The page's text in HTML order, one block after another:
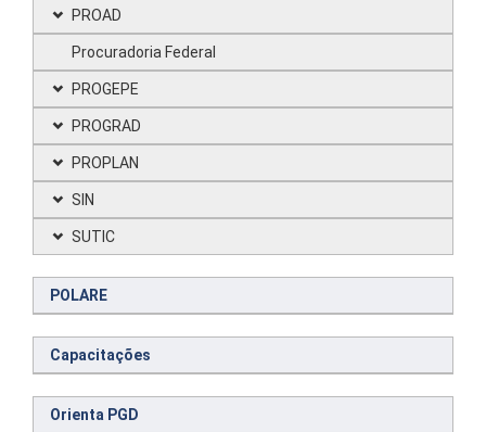
PROAD
Procuradoria Federal
PROGEPE
PROGRAD
PROPLAN
SIN
SUTIC
POLARE
Capacitações
Orienta PGD